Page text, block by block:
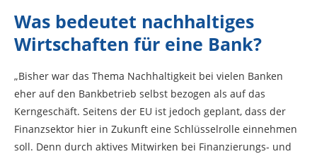
Was bedeutet nachhaltiges
Wirtschaften für eine Bank?
„Bisher war das Thema Nachhaltigkeit bei vielen Banken
eher auf den Bankbetrieb selbst bezogen als auf das
Kerngeschäft. Seitens der EU ist jedoch geplant, dass der
Finanzsektor hier in Zukunft eine Schlüsselrolle einnehmen
soll. Denn durch aktives Mitwirken bei Finanzierungs- und